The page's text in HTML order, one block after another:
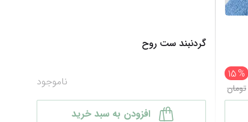
%
15
تومان
گردنبند ست روح
ناموجود
افزودن به سبد خرید